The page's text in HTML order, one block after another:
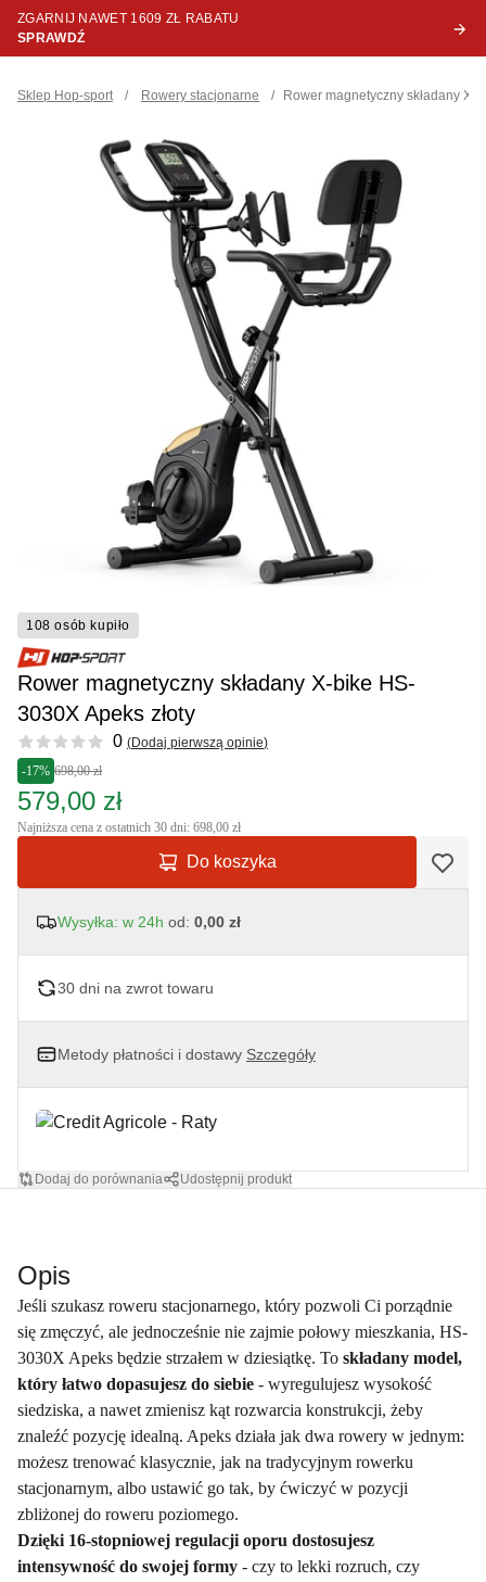
ZGARNIJ NAWET 1609 ZŁ RABATU
SPRAWDŹ
Sklep Hop-sport / Rowery stacjonarne / Rower magnetyczny składany X-
108 osób kupiło
Rower magnetyczny składany X-bike HS-
3030X Apeks złoty
Reviews 0 (Dodaj pierwszą opinie)
-17% 698,00 zł
579,00 zł
Najniższa cena z ostatnich 30 dni: 698,00 zł
Do koszyka
Wysyłka: w 24h od: 0,00 zł
30 dni na zwrot towaru
Metody płatności i dostawy Szczegóły
Dodaj do porównania Udostępnij produkt
Opis
Jeśli szukasz roweru stacjonarnego, który pozwoli Ci porządnie
się zmęczyć, ale jednocześnie nie zajmie połowy mieszkania, HS-
3030X Apeks będzie strzałem w dziesiątkę. To składany model,
który łatwo dopasujesz do siebie - wyregulujesz wysokość
siedziska, a nawet zmienisz kąt rozwarcia konstrukcji, żeby
znaleźć pozycję idealną. Apeks działa jak dwa rowery w jednym:
możesz trenować klasycznie, jak na tradycyjnym rowerku
stacjonarnym, albo ustawić go tak, by ćwiczyć w pozycji
zbliżonej do roweru poziomego.
Dzięki 16-stopniowej regulacji oporu dostosujesz
intensywność do swojej formy - czy to lekki rozruch, czy